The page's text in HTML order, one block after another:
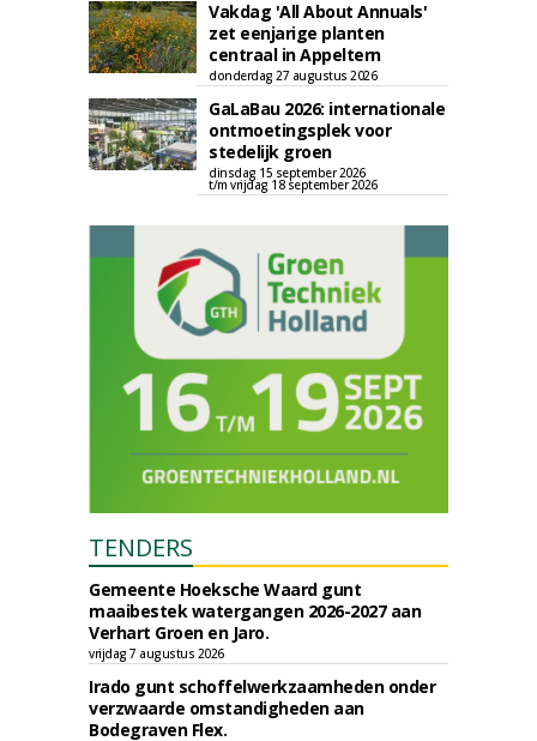
Vakdag 'All About Annuals'
zet eenjarige planten
centraal in Appeltern
donderdag 27 augustus 2026
GaLaBau 2026: internationale
ontmoetingsplek voor
stedelijk groen
dinsdag 15 september 2026
t/m vrijdag 18 september 2026
TENDERS
Gemeente Hoeksche Waard gunt
maaibestek watergangen 2026-2027 aan
Verhart Groen en Jaro.
vrijdag 7 augustus 2026
Irado gunt schoffelwerkzaamheden onder
verzwaarde omstandigheden aan
Bodegraven Flex.